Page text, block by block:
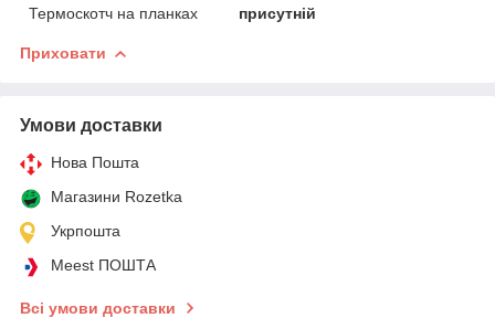
Термоскотч на планках
присутній
Приховати
Умови доставки
Нова Пошта
Магазини Rozetka
Укрпошта
Meest ПОШТА
Всі умови доставки